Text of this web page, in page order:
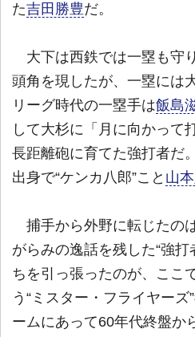
た吉田勝豊だ。
大下は西鉄では一塁も守
頭角を現したが、一塁には
リーグ時代の一塁手は飯島
して大杉に「月に向かって
長距離砲に育てた強打者だ
出身で“ケンカ八郎”こと 山
捕手から外野に転じたの
がらみの逸話を残した“強打
ちを引っ張ったのが、ここ
う“ミスター・フライヤー
ームにあって60年代終盤か